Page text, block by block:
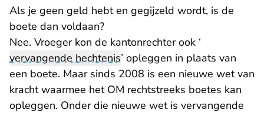
Als je geen geld hebt en gegijzeld wordt, is de
boete dan voldaan?
Nee. Vroeger kon de kantonrechter ook ‘
vervangende hechtenis’ opleggen in plaats van
een boete. Maar sinds 2008 is een nieuwe wet van
kracht waarmee het OM rechtstreeks boetes kan
opleggen. Onder die nieuwe wet is vervangende